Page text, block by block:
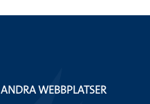
ANDRA WEBBPLATSER